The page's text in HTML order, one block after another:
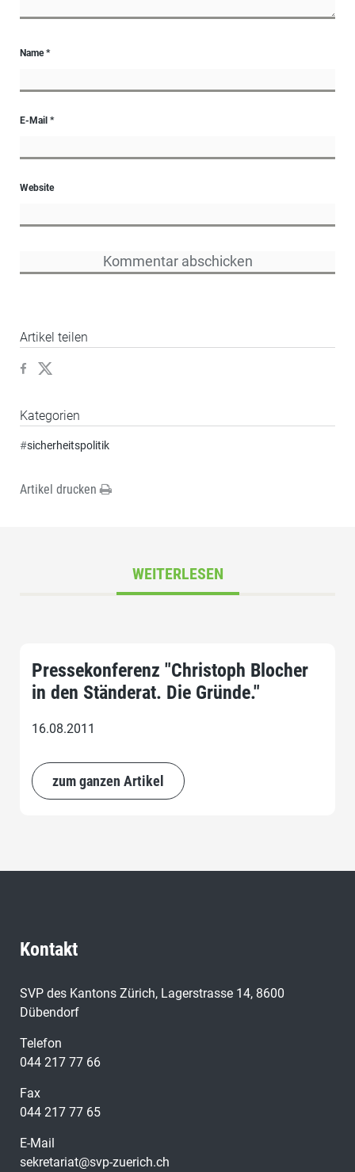
Name*
E-Mail *
Website
Artikel teilen
Kategorien
#sicherheitspolitik
Artikel drucken
WEITERLESEN
Pressekonferenz "Christoph Blocher
in den Ständerat. Die Gründe."
16.08.2011
zum ganzen Artikel
Kontakt
SVP des Kantons Zürich, Lagerstrasse 14, 8600
Dübendorf
Telefon
044 217 77 66
Fax
044 217 77 65
E-Mail
sekretariat@svp-zuerich.ch